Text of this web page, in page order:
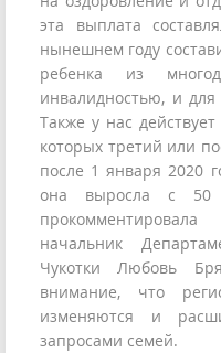
эта выплата
нынешнем году
ребенка из
инвалидностью, и
Также у нас
которых третий или
после 1 января 2020
она выросла с
начальник
Чукотки Любовь
внимание, что
изменяются и
запросами семей.